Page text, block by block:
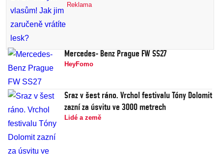
Reklama
Mercedes- Benz Prague FW SS27
HeyFomo
Sraz v šest ráno. Vrchol festivalu Tóny Dolomit
zazní za úsvitu ve 3000 metrech
Lidé a země